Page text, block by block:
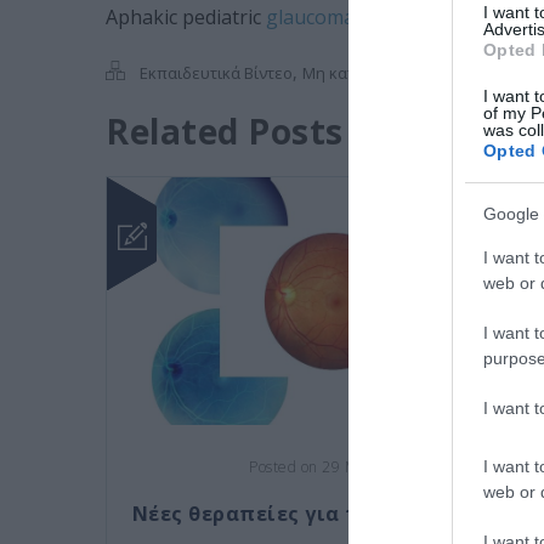
I want
Opted
I want
of my
was
Opted
Google
I want
web or
I want
I want
I want
web or
Aphakic pediatric glaucoma . Ahmed valve and 2
Εκπαιδευτικά Βίντεο, Μη κατηγοριοποιημένο
Related Posts
Posted on 29 Μαρ 2021
Νέες θεραπείες για την εκφύλιση της